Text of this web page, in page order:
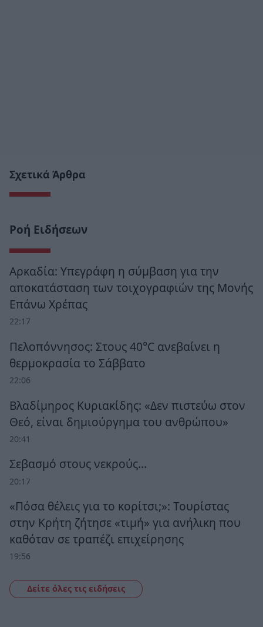
Σχετικά Άρθρα
Ροή Ειδήσεων
Αρκαδία: Υπεγράφη η σύμβαση για την
αποκατάσταση των τοιχογραφιών της Μονής
Επάνω Χρέπας
22:17
Πελοπόννησος: Στους 40°C ανεβαίνει η
θερμοκρασία το Σάββατο
22:06
Βλαδίμηρος Κυριακίδης: «Δεν πιστεύω στον
Θεό, είναι δημιούργημα του ανθρώπου»
20:41
Σεβασμό στους νεκρούς…
20:17
«Πόσα θέλεις για το κορίτσι;»: Τουρίστας
στην Κρήτη ζήτησε «τιμή» για ανήλικη που
καθόταν σε τραπέζι επιχείρησης
19:56
Δείτε όλες τις ειδήσεις